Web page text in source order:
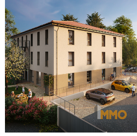
voir le
bien